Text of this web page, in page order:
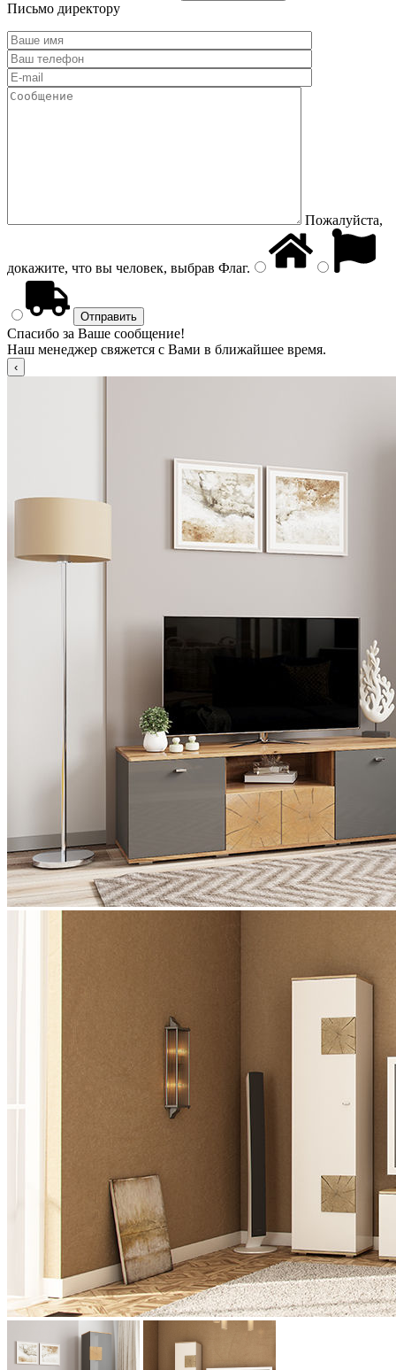
Письмо директору
Пожалуйста,
докажите, что вы человек, выбрав Флаг.
Спасибо за Ваше сообщение!
Наш менеджер свяжется с Вами в ближайшее время.